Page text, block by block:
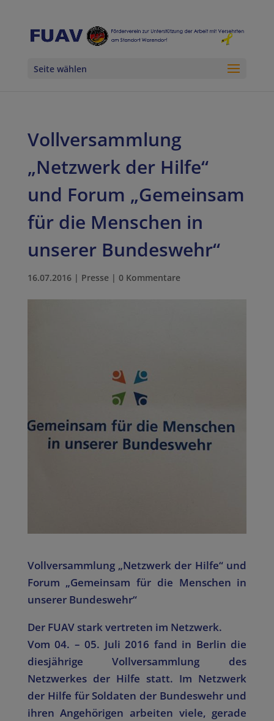
Seite wählen
Vollversammlung
„Netzwerk der Hilfe“
und Forum „Gemeinsam
für die Menschen in
unserer Bundeswehr“
16.07.2016| Presse| 0 Kommentare
Vollversammlung „Netzwerk der Hilfe“ und
Forum „Gemeinsam für die Menschen in
unserer Bundeswehr“
Der FUAV stark vertreten im Netzwerk.
Vom 04. – 05. Juli 2016 fand in Berlin die
diesjährige Vollversammlung des
Netzwerkes der Hilfe statt. Im Netzwerk
der Hilfe für Soldaten der Bundeswehr und
ihren Angehörigen arbeiten viele, gerade